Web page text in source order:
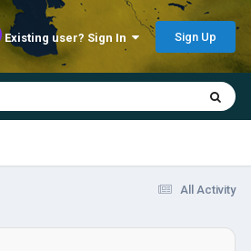
Existing user? Sign In Sign Up
All Activity